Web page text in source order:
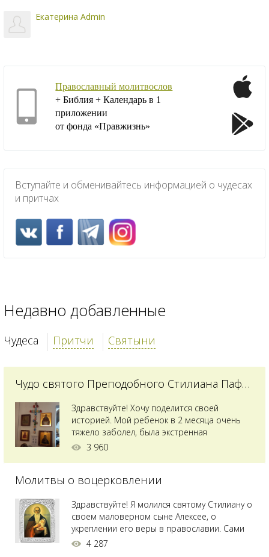
Екатерина Admin
Православный молитвослов
+ Библия + Календарь в 1
приложении
от фонда «Правжизнь»
Вступайте и обменивайтесь информацией о чудесах
и притчах
Недавно добавленные
Чудеса Притчи Святыни
Чудо святого Преподобного Стилиана Пафлагонского
Здравствуйте! Хочу поделится своей
историей. Мой ребенок в 2 месяца очень
тяжело заболел, была экстренная
сложнейшая операция, состояние после
святого Владимира я увидела незнакомую
позже прочитав про него, узнала про
Преподобного...
3 960
Молитвы о воцерковлении
Здравствуйте! Я молился святому Стилиану о
своем маловерном сыне Алексее, о
укреплении его веры в православии. Сами
мы с супругой воцерковлены. Через год
4 287